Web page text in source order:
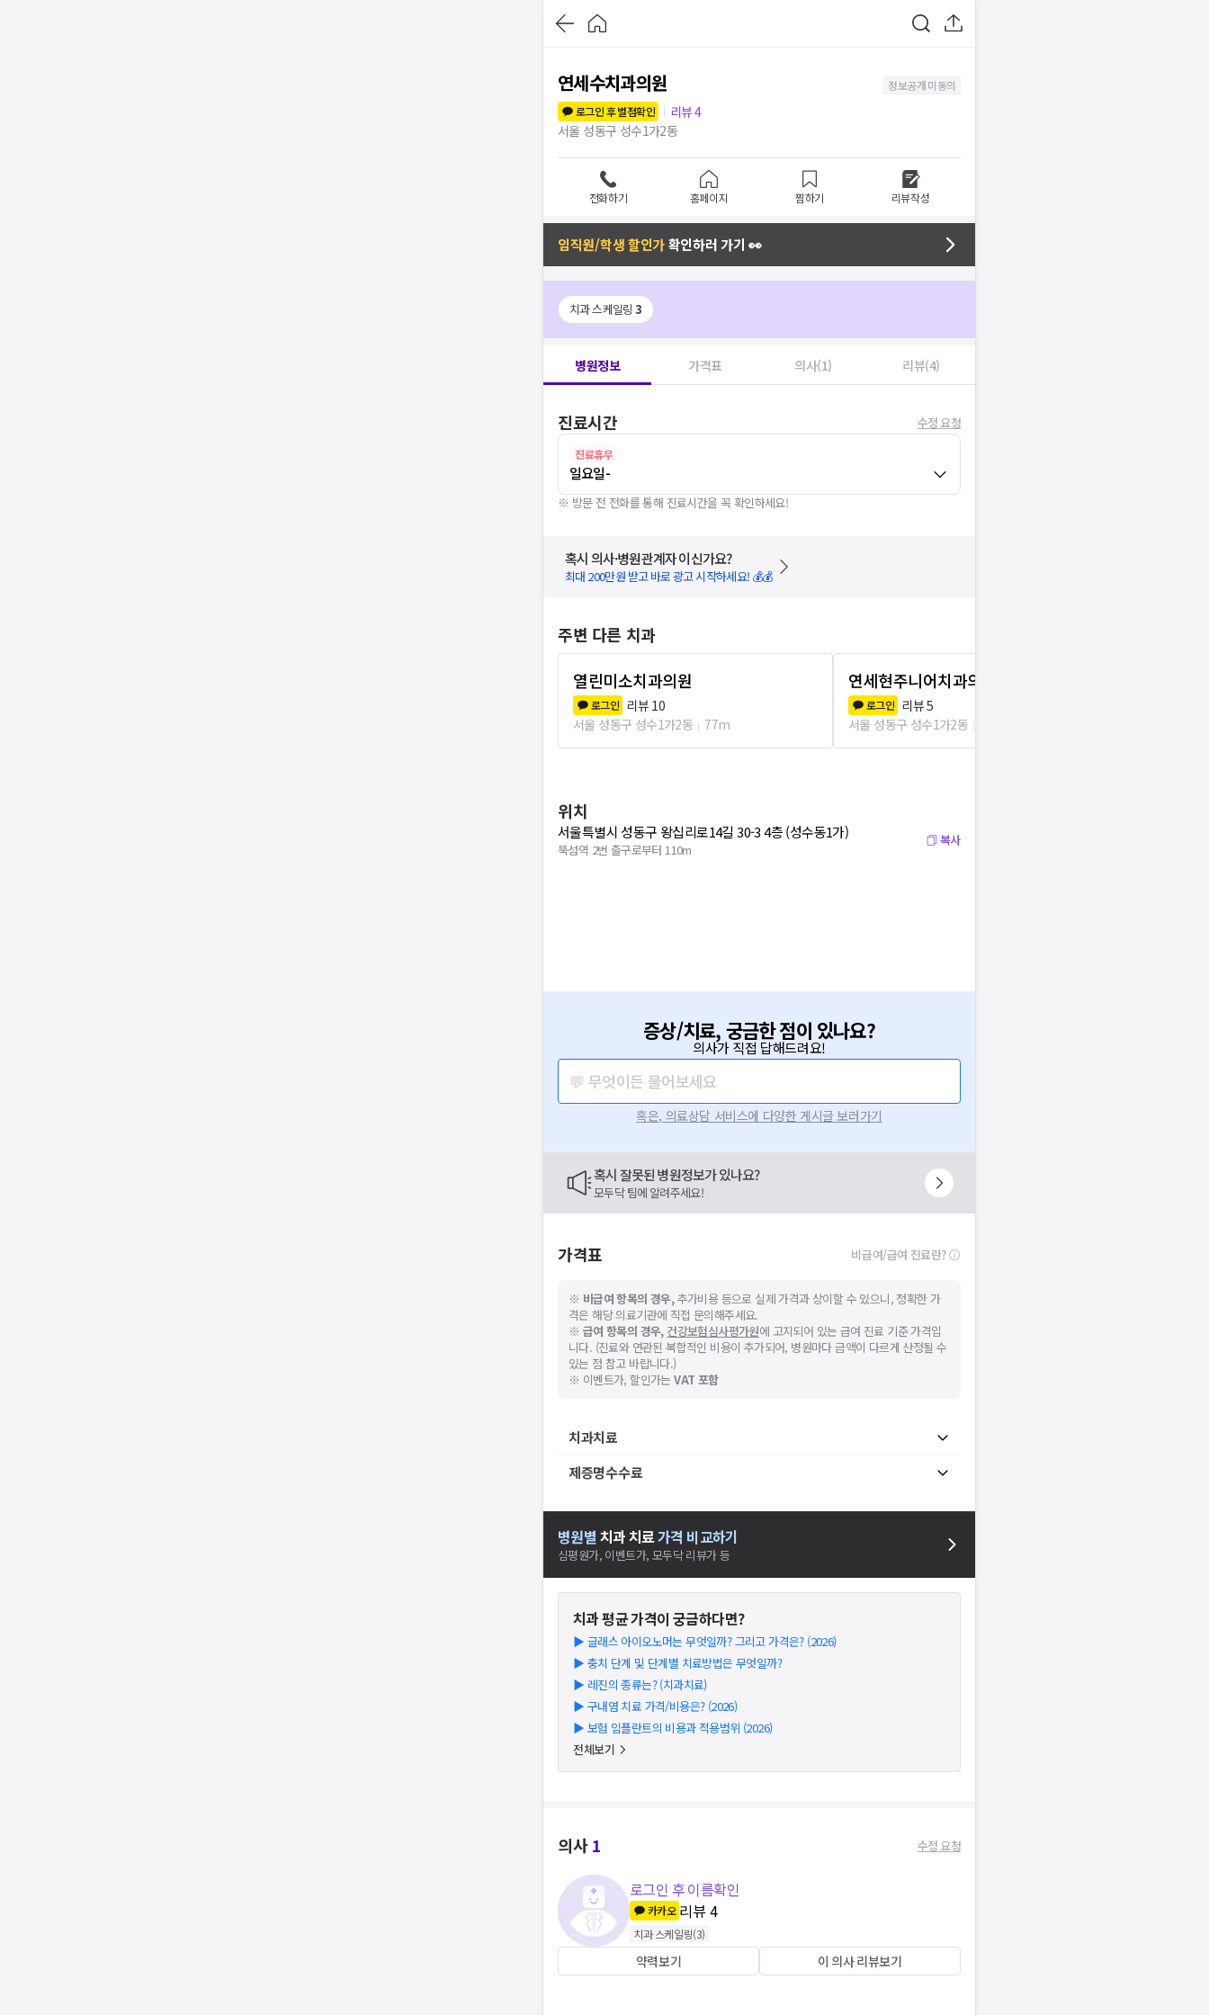
연세수치과의원
정보공개 미동의
로그인 후 별점확인
리뷰4
서울 성동구 성수1가2동
전화하기 홈페이지 찜하기 리뷰작성
임직원/학생 할인가확인하러 가기 👀
치과 스케일링 3
병원정보 가격표 의사(1) 리뷰(4)
진료시간 수정 요청
진료휴무
일요일-
※ 방문 전 전화를 통해 진료시간을 꼭 확인하세요!
혹시 의사·병원관계자 이신가요?
최대 200만원 받고 바로 광고 시작하세요! 💰💰
주변 다른 치과
열린미소치과의원
로그인 리뷰 10
서울 성동구 성수1가2동
77m
연세현주니어치과의원
로그인 리뷰5
서울 성동구 성수1가2동
위치
서울특별시 성동구 왕십리로14길 30-3 4층 (성수동1가)
뚝섬역 2번 출구로부터 110m
복사
증상/치료, 궁금한 점이 있나요?
의사가 직접 답해드려요!
💬 무엇이든 물어보세요
혹은, 의료상담 서비스에 다양한 게시글 보러가기
혹시 잘못된 병원정보가 있나요?
모두닥 팀에 알려주세요!
가격표 비급여/급여 진료란?
※ 비급여 항목의 경우,추가비용 등으로 실제 가격과 상이할 수 있으니, 정확한 가
격은 해당 의료기관에 직접 문의해주세요.
※ 급여 항목의 경우, 건강보험심사평가원에 고지되어 있는 급여 진료 기준 가격입
니다. (진료와 연관된 복합적인 비용이 추가되어, 병원마다 금액이 다르게 산정될 수
있는 점 참고 바랍니다.)
※ 이벤트가, 할인가는VAT 포함
치과치료
제증명수수료
병원별 치과치료가격 비교하기
심평원가, 이벤트가, 모두닥 리뷰가 등
치과평균 가격이 궁금하다면?
▶ 글래스 아이오노머는 무엇일까? 그리고 가격은? (2026)
▶ 충치 단계 및 단계별 치료방법은 무엇일까?
▶ 레진의 종류는? (치과치료)
▶ 구내염 치료 가격/비용은? (2026)
▶ 보험 임플란트의 비용과 적용범위 (2026)
전체보기
의사1 수정 요청
로그인 후 이름확인
카카오 리뷰4
치과 스케일링(3)
약력보기 이 의사 리뷰보기